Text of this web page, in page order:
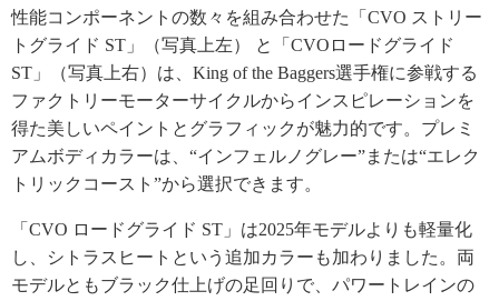
性能コンポーネントの数々を組み合わせた「CVO ストリー
トグライド ST」（写真上左） と「CVOロードグライド
ST」（写真上右）は、King of the Baggers選手権に参戦する
ファクトリーモーターサイクルからインスピレーションを
得た美しいペイントとグラフィックが魅力的です。プレミ
アムボディカラーは、“インフェルノグレー”または“エレク
トリックコースト”から選択できます。
「CVO ロードグライド ST」は2025年モデルよりも軽量化
し、シトラスヒートという追加カラーも加わりました。両
モデルともブラック仕上げの足回りで、パワートレインの